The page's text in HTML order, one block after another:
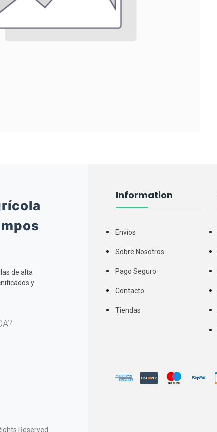
de alta
y
Reserved
Information
Envíos
Sobre Nosotros
Pago Seguro
Contacto
Tiendas